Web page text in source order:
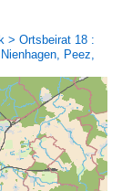
> Ortsbeirat 18 :
Peez,